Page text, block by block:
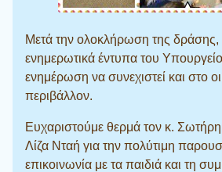
Μετά την ολοκλήρωση της δράσης,
ενημερωτικά έντυπα του
ενημέρωση να συνεχιστεί και στο
περιβάλλον.
Ευχαριστούμε θερμά τον κ.
Λίζα Νταή για την πολύτιμη
επικοινωνία με τα παιδιά και τη